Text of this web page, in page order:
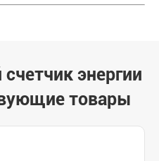
энергии
товары